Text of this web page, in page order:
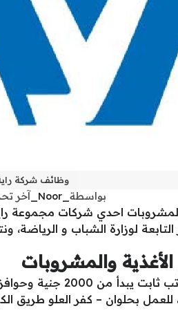
وظائف شركة
بواسطة آخر
والمشروبات احدي شركات مجموعة
لوزارة الشباب و
والمشروبات